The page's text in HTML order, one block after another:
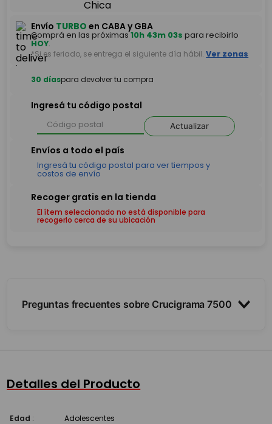
Envío TURBO en CABA y GBA
Comprá en las próximas10h 43m 03s para recibirlo
HOY.
*Si es feriado, se entrega el siguiente día hábil. Ver zonas
30 díaspara devolver tu compra
Ingresá tu código postal
Actualizar
El ítem seleccionado no está disponible para
recogerlo cerca de su ubicación
Preguntas frecuentes sobre Crucigrama 7500
¿Qué estimula?
Detalles del Producto
Edad : Adolescentes